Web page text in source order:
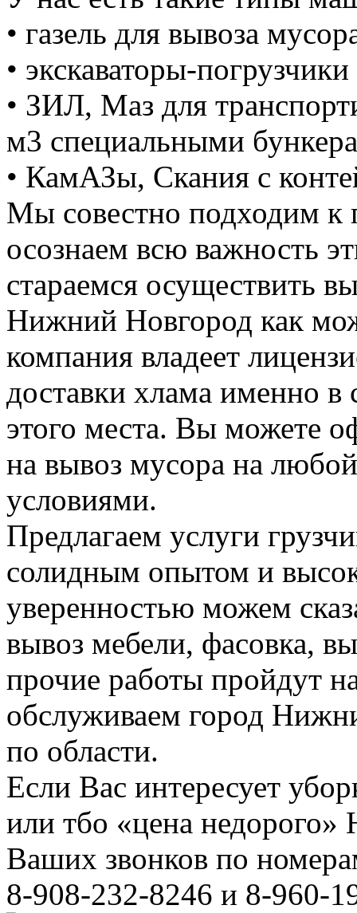
• газель для вывоза
• экскаваторы-
• ЗИЛ, Маз для
м3 специальными
• КамАЗы, Скания с
Мы совестно подходим к
осознаем всю важность
стараемся осуществить
Нижний Новгород как
компания владеет
доставки хлама именно в
этого места. Вы можете
на вывоз мусора на
условиями.
Предлагаем услуги
солидным опытом и
уверенностью можем
вывоз мебели, фасовка,
прочие работы пройдут
обслуживаем город
по области.
Если Вас интересует
или тбо «цена
Ваших звонков по
8-908-232-8246 и 8-960-